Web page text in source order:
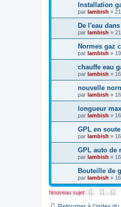
Installation
par lambish »
De l'eau
par lambish »
Normes gaz
par lambish »
chauffe eau
par lambish »
nouvelle
par lambish »
longueur
par lambish »
GPL en soute
par lambish »
GPL auto de
par lambish »
Bouteille de
par lambish »
Nouveau sujet